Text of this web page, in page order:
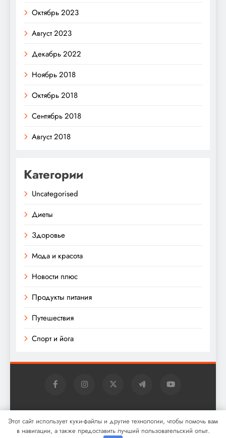
Октябрь 2023
Август 2023
Декабрь 2022
Ноябрь 2018
Октябрь 2018
Сентябрь 2018
Август 2018
Категории
Uncategorised
Диеты
Здоровье
Мода и красота
Новости плюс
Продукты питания
Путешествия
Спорт и йога
Digital Newspaper - многофункциональная тема
WordPress для новостей 2026. Powered By
BlazeThemes
Этот сайт использует куки-файлы и другие технологии, чтобы помочь вам
в навигации, а также предоставить лучший пользовательский опыт.